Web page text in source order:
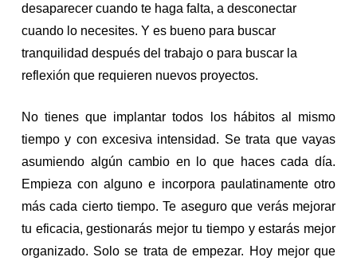
desaparecer cuando te haga falta, a desconectar
cuando lo necesites. Y es bueno para buscar
tranquilidad después del trabajo o para buscar la
reflexión que requieren nuevos proyectos.
No tienes que implantar todos los hábitos al mismo
tiempo y con excesiva intensidad. Se trata que vayas
asumiendo algún cambio en lo que haces cada día.
Empieza con alguno e incorpora paulatinamente otro
más cada cierto tiempo. Te aseguro que verás mejorar
tu eficacia, gestionarás mejor tu tiempo y estarás mejor
organizado. Solo se trata de empezar. Hoy mejor que